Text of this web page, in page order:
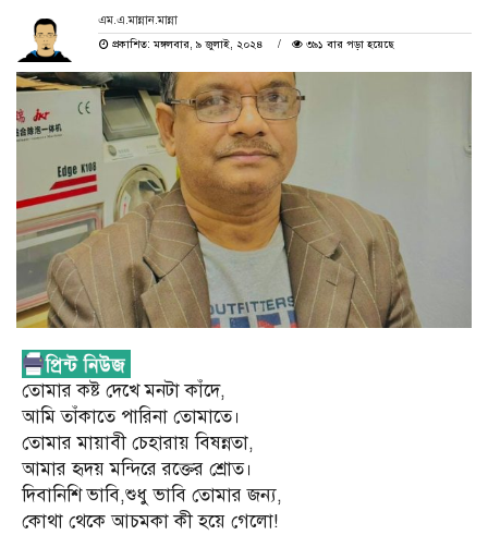
এম.এ.মান্নান.মান্না
প্রকাশিত: মঙ্গলবার, ৯ জুলাই, ২০২৪
৩৯১ বার পড়া হয়েছে
তোমার কষ্ট দেখে মনটা কাঁদে,
আমি তাঁকাতে পারিনা তোমাতে।
তোমার মায়াবী চেহারায় বিষন্নতা,
আমার হৃদয় মন্দিরে রক্তের শ্রোত।
দিবানিশি ভাবি,শুধু ভাবি তোমার জন্য,
কোথা থেকে আচমকা কী হয়ে গেলাে!